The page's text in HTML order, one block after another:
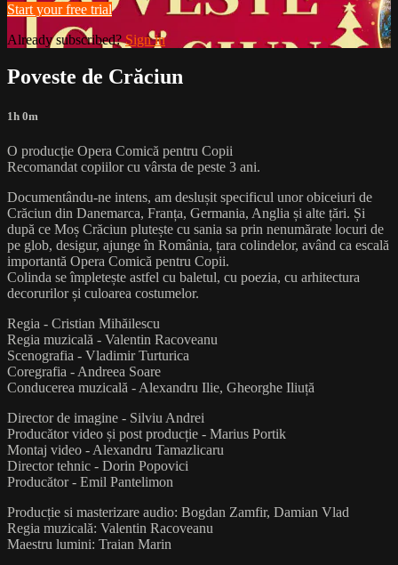
Start your free trial
Already subscribed?Sign in
Poveste de Crăciun
1h 0m
O producție Opera Comică pentru Copii
Recomandat copiilor cu vârsta de peste 3 ani.
Documentându-ne intens, am deslușit specificul unor obiceiuri de
Crăciun din Danemarca, Franța, Germania, Anglia și alte țări. Și
după ce Moș Crăciun plutește cu sania sa prin nenumărate locuri de
pe glob, desigur, ajunge în România, țara colindelor, având ca escală
importantă Opera Comică pentru Copii.
Colinda se împletește astfel cu baletul, cu poezia, cu arhitectura
decorurilor și culoarea costumelor.
Regia - Cristian Mihăilescu
Regia muzicală - Valentin Racoveanu
Scenografia - Vladimir Turturica
Coregrafia - Andreea Soare
Conducerea muzicală - Alexandru Ilie, Gheorghe Iliuță
Director de imagine - Silviu Andrei
Producător video și post producție - Marius Portik
Montaj video - Alexandru Tamazlicaru
Director tehnic - Dorin Popovici
Producător - Emil Pantelimon
Producție si masterizare audio: Bogdan Zamfir, Damian Vlad
Regia muzicală: Valentin Racoveanu
Maestru lumini: Traian Marin